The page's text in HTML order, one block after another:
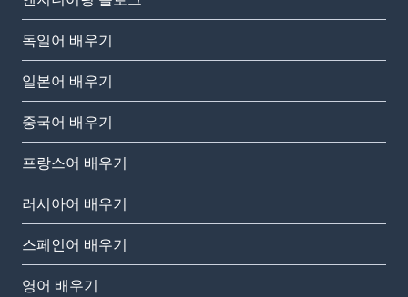
독일어 배우기
일본어 배우기
중국어 배우기
프랑스어 배우기
러시아어 배우기
스페인어 배우기
영어 배우기